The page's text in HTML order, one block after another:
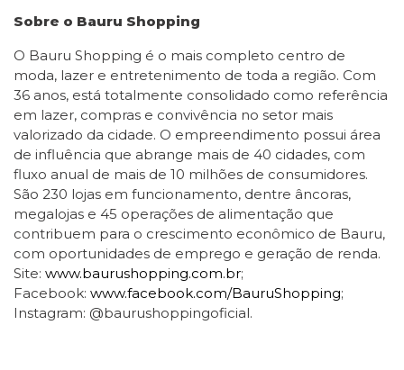
Sobre o Bauru Shopping
O Bauru Shopping é o mais completo centro de
moda, lazer e entretenimento de toda a região. Com
36 anos, está totalmente consolidado como referência
em lazer, compras e convivência no setor mais
valorizado da cidade. O empreendimento possui área
de influência que abrange mais de 40 cidades, com
fluxo anual de mais de 10 milhões de consumidores.
São 230 lojas em funcionamento, dentre âncoras,
megalojas e 45 operações de alimentação que
contribuem para o crescimento econômico de Bauru,
com oportunidades de emprego e geração de renda.
Site: www.baurushopping.com.br;
Facebook: www.facebook.com/BauruShopping;
Instagram: @baurushoppingoficial.